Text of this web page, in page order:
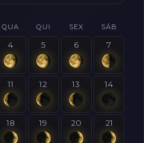
QUA QUI SEX SÁB
4 5 6 7
11 12 13 14
18 19 20 21